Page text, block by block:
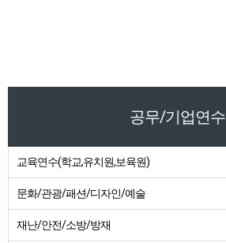
공무/기업연수
교육연수(학교,유치원,보육원)
문화/관광/패션/디자인/예술
재난/안전/소방/방재